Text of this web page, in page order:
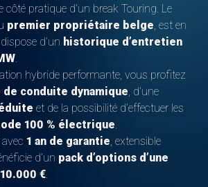
côté pratique d’un break Touring. Le
premier propriétaire belge, est en
d’un historique d’entretien
.
hybride performante, vous profitez
conduite dynamique, d’une
et de la possibilité d’effectuer les
100 % électrique.
1 an de garantie, extensible
d’un pack d’options d’une
€.